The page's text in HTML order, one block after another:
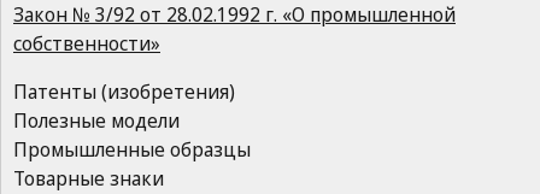
Закон № 3/92 от 28.02.1992 г. «О промышленной
собственности»
Патенты (изобретения)
Полезные модели
Промышленные образцы
Товарные знаки